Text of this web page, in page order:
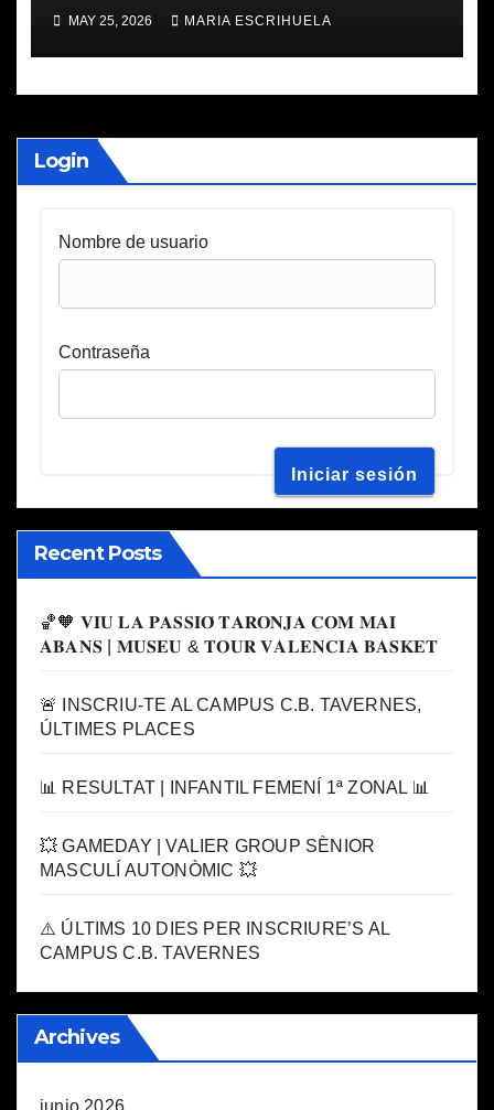
MAY 25, 2026 MARIA ESCRIHUELA
Login
Nombre de usuario
Contraseña
Recent Posts
🏀🧡 𝐕𝐈𝐔 𝐋𝐀 𝐏𝐀𝐒𝐒𝐈𝐎́ 𝐓𝐀𝐑𝐎𝐍𝐉𝐀 𝐂𝐎𝐌 𝐌𝐀𝐈
𝐀𝐁𝐀𝐍𝐒 | 𝐌𝐔𝐒𝐄𝐔 & 𝐓𝐎𝐔𝐑 𝐕𝐀𝐋𝐄𝐍𝐂𝐈𝐀 𝐁𝐀𝐒𝐊𝐄𝐓
🚨 INSCRIU-TE AL CAMPUS C.B. TAVERNES,
ÚLTIMES PLACES
📊 RESULTAT | INFANTIL FEMENÍ 1ª ZONAL 📊
💥 GAMEDAY | VALIER GROUP SÈNIOR
MASCULÍ AUTONÒMIC 💥
⚠️ ÚLTIMS 10 DIES PER INSCRIURE’S AL
CAMPUS C.B. TAVERNES
Archives
junio 2026